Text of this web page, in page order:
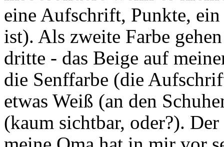
eine Aufschrift, Punkte,
ist). Als zweite Farbe
dritte - das Beige auf
die Senffarbe (die
etwas Weiß (an den
(kaum sichtbar, oder?).